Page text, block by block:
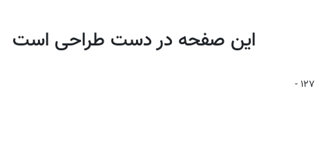
این صفحه در دست طراحی است